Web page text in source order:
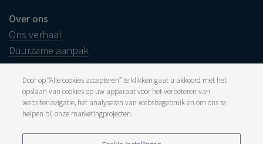
Over ons
Ons verhaal
Duurzame aanpak
Juridische info
Disclaimer
Klacht
Door op “Alle cookies accepteren” te klikken gaat u akkoord met het
opslaan van cookies op uw apparaat voor het verbeteren van
websitenavigatie, het analyseren van websitegebruik en om ons te
helpen bij onze marketingprojecten.